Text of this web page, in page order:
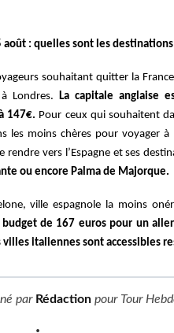
août : quelles sont les
souhaitant quitter la
Londres. La capitale anglaise
147€. Pour ceux qui souhaitent
les moins chères pour voyager
rendre vers l’Espagne et ses
ou encore Palma de Majorque.
ville espagnole la moins
budget de 167 euros pour un
villes italiennes sont accessibles
par Rédactionpour Tour